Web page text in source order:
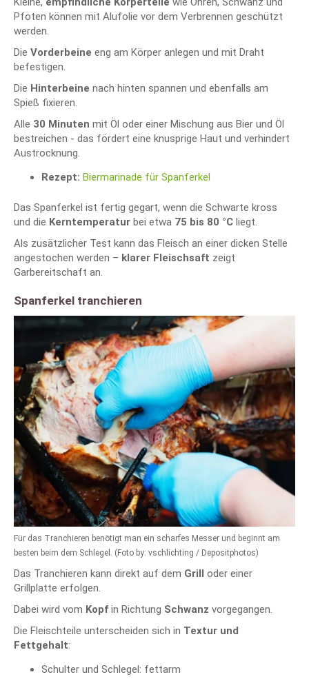
Pfoten können mit Alufolie vor dem Verbrennen geschützt
werden.
Die Vorderbeine eng am Körper anlegen und mit Draht
befestigen.
Die Hinterbeine nach hinten spannen und ebenfalls am
Spieß fixieren.
Alle 30 Minuten mit Öl oder einer Mischung aus Bier und Öl
bestreichen - das fördert eine knusprige Haut und verhindert
Austrocknung.
Rezept: Biermarinade für Spanferkel
Das Spanferkel ist fertig gegart, wenn die Schwarte kross
und die Kerntemperatur bei etwa 75 bis 80 °C liegt.
Als zusätzlicher Test kann das Fleisch an einer dicken Stelle
angestochen werden – klarer Fleischsaft zeigt
Garbereitschaft an.
Spanferkel tranchieren
Für das Tranchieren benötigt man ein scharfes Messer und beginnt am
besten beim dem Schlegel. (Foto by: vschlichting / Depositphotos)
Das Tranchieren kann direkt auf dem Grill
oder einer
Grillplatte erfolgen.
Dabei wird vom Kopf in Richtung Schwanz vorgegangen.
Die Fleischteile unterscheiden sich in Textur und
Fettgehalt:
Schulter und Schlegel: fettarm